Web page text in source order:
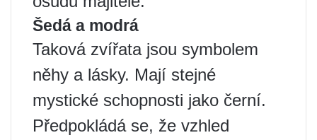
Šedá a modrá
Taková zvířata jsou symbolem
něhy a lásky. Mají stejné
mystické schopnosti jako černí.
Předpokládá se, že vzhled